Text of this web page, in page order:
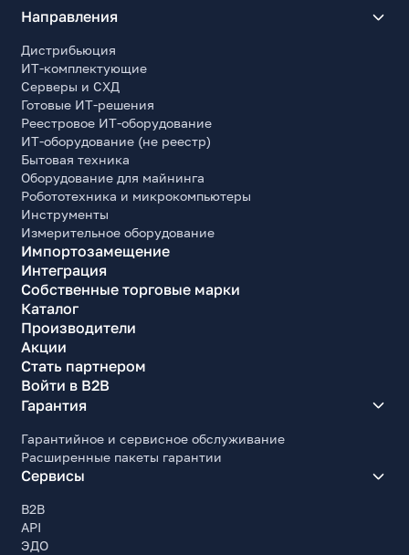
Направления
Дистрибьюция
ИТ-комплектующие
Серверы и СХД
Готовые ИТ-решения
Реестровое ИТ-оборудование
ИТ-оборудование (не реестр)
Бытовая техника
Оборудование для майнинга
Робототехника и микрокомпьютеры
Инструменты
Измерительное оборудование
Импортозамещение
Интеграция
Собственные торговые марки
Каталог
Производители
Акции
Стать партнером
Войти в B2B
Гарантия
Гарантийное и сервисное обслуживание
Расширенные пакеты гарантии
Сервисы
B2B
API
ЭДО